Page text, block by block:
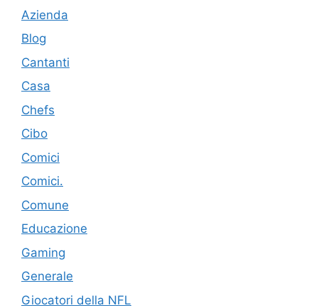
Azienda
Blog
Cantanti
Casa
Chefs
Cibo
Comici
Comici.
Comune
Educazione
Gaming
Generale
Giocatori della NFL